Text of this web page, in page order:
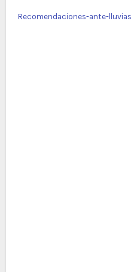
Recomendaciones-ante-lluvias